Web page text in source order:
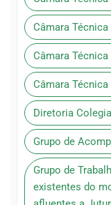
Câmara
Câmara
Câmara
Diretoria
Grupo de
Grupo de
existentes do